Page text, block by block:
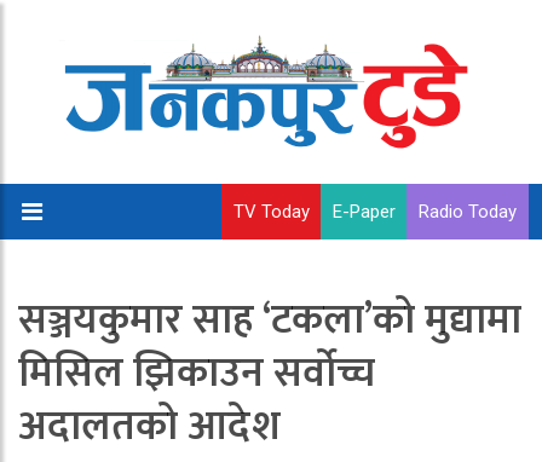
TV Today E-Paper Radio Today
सञ्जयकुमार साह ‘टकला’को मुद्यामा
मिसिल झिकाउन सर्वोच्च
अदालतको आदेश